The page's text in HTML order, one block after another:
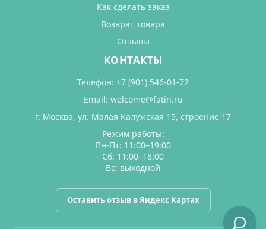
Как сделать заказ
Возврат товара
Отзывы
КОНТАКТЫ
Телефон: +7 (901) 546-01-72
Email: welcome@fatin.ru
г. Москва, ул. Малая Калужская 15, строение 17
Режим работы:
Пн-Пт: 11:00–19:00
Сб: 11:00–18:00
Вс: выходной
Оставить отзыв в Яндекс Картах